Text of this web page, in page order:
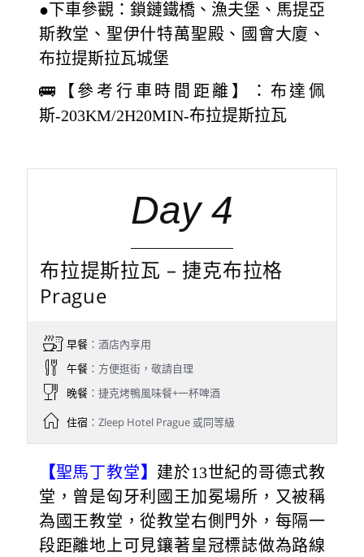
●下車參觀：鎖鏈鐵橋、漁夫堡、馬提亞
斯教堂、聖伊什特萬聖殿、國會大廈、
布拉提斯拉瓦城堡
🚌【參考行車時間距離】：布達佩
斯-203KM/2H20MIN-布拉提斯拉瓦
Day 4
布拉提斯拉瓦 – 捷克布拉格
Prague
早餐：酒店內享用
午餐：方便逛街，敬請自理
晚餐：捷克烤鴨風味餐+一杯啤酒
住宿：Zleep Hotel Prague 或同等級
【聖馬丁教堂】 建於13世紀的哥德式教
堂，曾是匈牙利國王加冕場所，又被稱
為國王教堂，從教堂右側門外，每隔一
段距離地上可見鑲著皇冠標誌做為路線